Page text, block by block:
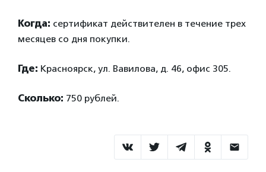
Когда: сертификат действителен в течение трех
месяцев со дня покупки.
Где: Красноярск, ул. Вавилова, д. 46, офис 305.
Сколько: 750 рублей.